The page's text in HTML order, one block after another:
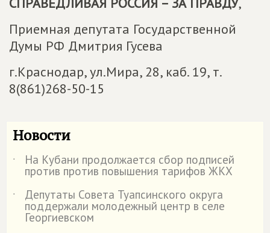
Приемная депутата Государственной
Думы РФ Дмитрия Гусева
г.Краснодар, ул.Мира, 28, каб. 19, т.
8(861)268-50-15
Новости
˙ На Кубани продолжается сбор подписей
против против повышения тарифов ЖКХ
˙
Депутаты Совета Туапсинского округа
поддержали молодежный центр в селе
Георгиевском